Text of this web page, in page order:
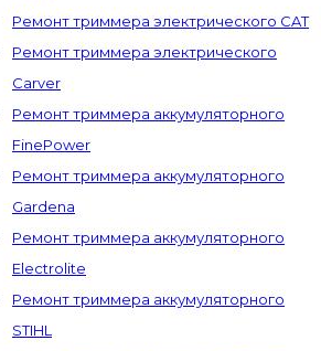
Ремонт триммера электрического CAT
Ремонт триммера электрического
Carver
Ремонт триммера аккумуляторного
FinePower
Ремонт триммера аккумуляторного
Gardena
Ремонт триммера аккумуляторного
Electrolite
Ремонт триммера аккумуляторного
STIHL